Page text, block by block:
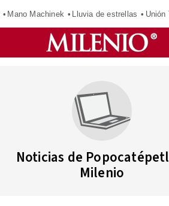
Mano Machinek Lluvia de estrellas Unión
Noticias de
Milenio